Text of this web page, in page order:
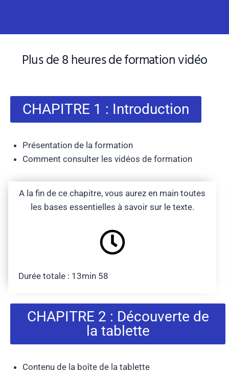
Plus de 8 heures de formation vidéo
CHAPITRE 1 : Introduction
Présentation de la formation
Comment consulter les vidéos de formation
A la fin de ce chapitre, vous aurez en main toutes
les bases essentielles à savoir sur le texte.
Durée totale : 13min 58
CHAPITRE 2 : Découverte de
la tablette
Contenu de la boîte de la tablette